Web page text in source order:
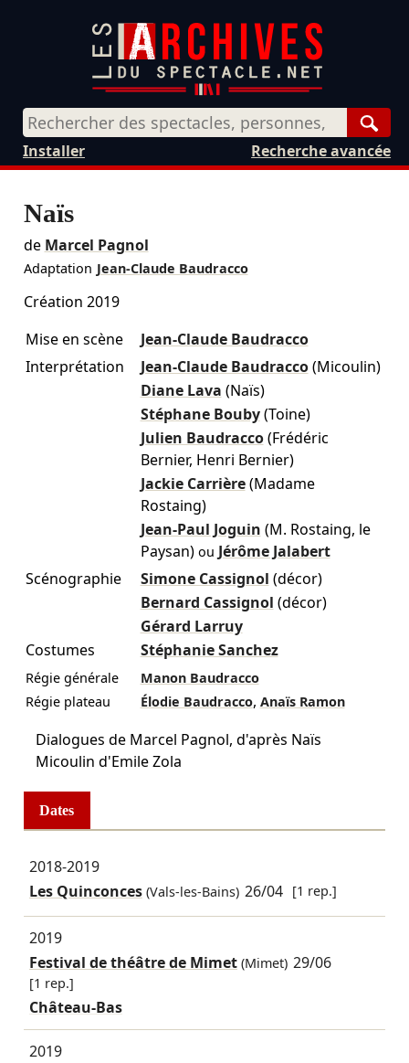
Recherche avancée
Installer
Naïs
de Marcel Pagnol
Adaptation Jean-Claude Baudracco
Création 2019
Mise en scène
Jean-Claude Baudracco
Interprétation
Jean-Claude Baudracco (Micoulin)
Diane Lava (Naïs)
Stéphane Bouby (Toine)
Julien Baudracco (Frédéric
Bernier, Henri Bernier)
Jackie Carrière (Madame
Rostaing)
Jean-Paul Joguin (M. Rostaing, le
Paysan) ou Jérôme Jalabert
Scénographie
Simone Cassignol (décor)
Bernard Cassignol (décor)
Gérard Larruy
Costumes
Stéphanie Sanchez
Régie générale
Manon Baudracco
Régie plateau
Élodie Baudracco, Anaïs Ramon
Dialogues de Marcel Pagnol, d'après Naïs
Micoulin d'Emile Zola
Dates
2018-2019
Les Quinconces(Vals-les-Bains) 26/04 [1 rep.]
2019
Festival de théâtre de Mimet(Mimet) 29/06
[1 rep.]
Château-Bas
2019